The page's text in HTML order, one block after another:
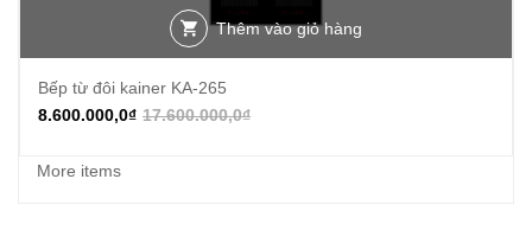
Thêm vào giỏ hàng
Bếp từ đôi kainer KA-265
17.600.000,0₫
8.600.000,0₫
More items